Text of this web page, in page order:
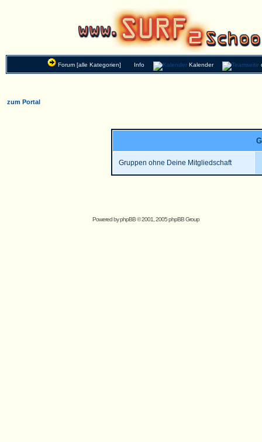
Forum [alle Kategorien] Info Kalender
zum Portal
Gruppen ohne Deine Mitgliedschaft
Powered byphpBB© 2001, 2005 phpBB Group